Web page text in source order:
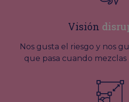
Visión
Nos gusta el riesgo y nos
que pasa cuando